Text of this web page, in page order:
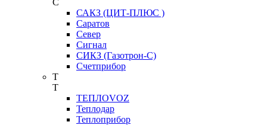
С
САКЗ (ЦИТ-ПЛЮС )
Саратов
Север
Сигнал
СИКЗ (Газотрон-С)
Счетприбор
Т
Т
ТЕПЛОVOZ
Теплодар
Теплоприбор